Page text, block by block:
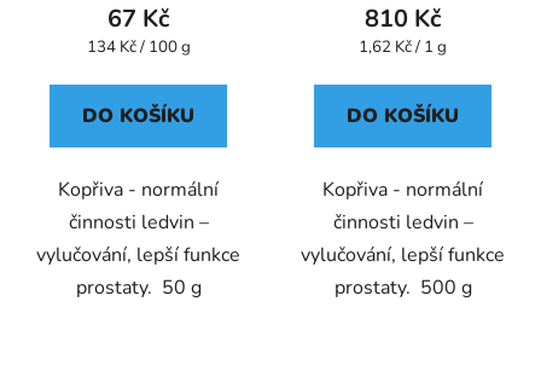
67 Kč
Měrná
134 Kč / 100 g
DO KOŠÍKU
Kopřiva - normální
činnosti ledvin –
vylučování, lepší funkce
prostaty. 50 g
810 Kč
Měrná
1,62 Kč / 1 g
DO KOŠÍKU
Kopřiva - normální
činnosti ledvin –
vylučování, lepší funkce
prostaty. 500 g